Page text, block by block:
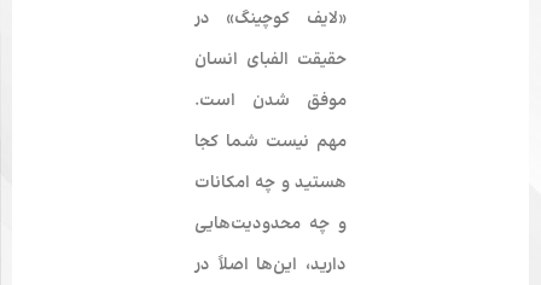
«لایف کوچینگ» در
حقیقت الفبای انسان
موفق شدن است.
مهم نیست شما کجا
هستیدو چه امکانات
و چه محدودیت­‌هایی
دارید، این‌­ها اصلاً در